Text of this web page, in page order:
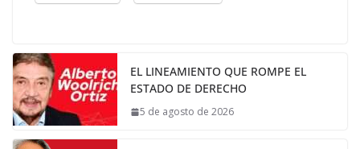
EL LINEAMIENTO QUE ROMPE EL
ESTADO DE DERECHO
5 de agosto de 2026